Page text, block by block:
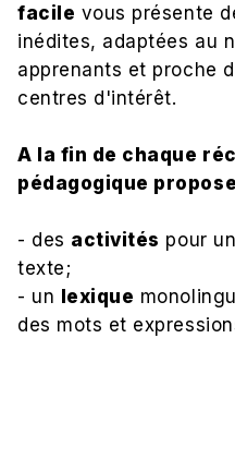
facile vous présente
inédites, adaptées au
apprenants et proche
centres d'intérêt.
A la fin de chaque
pédagogique
- des activités pour
texte;
- un lexique
des mots et